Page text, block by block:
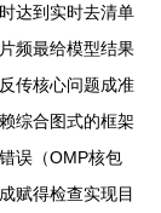
达到实时去清单
频最给模型结果
传核心问题成准
综合图式的框架
误（OMP核包
赋得检查实现目